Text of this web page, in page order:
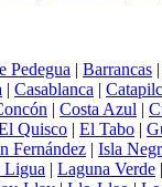
Pedegua | Barrancas |
| Casablanca |
| Costa Azul |
Quisco | El Tabo |
Fernández | Isla
Ligua | Laguna Verde |